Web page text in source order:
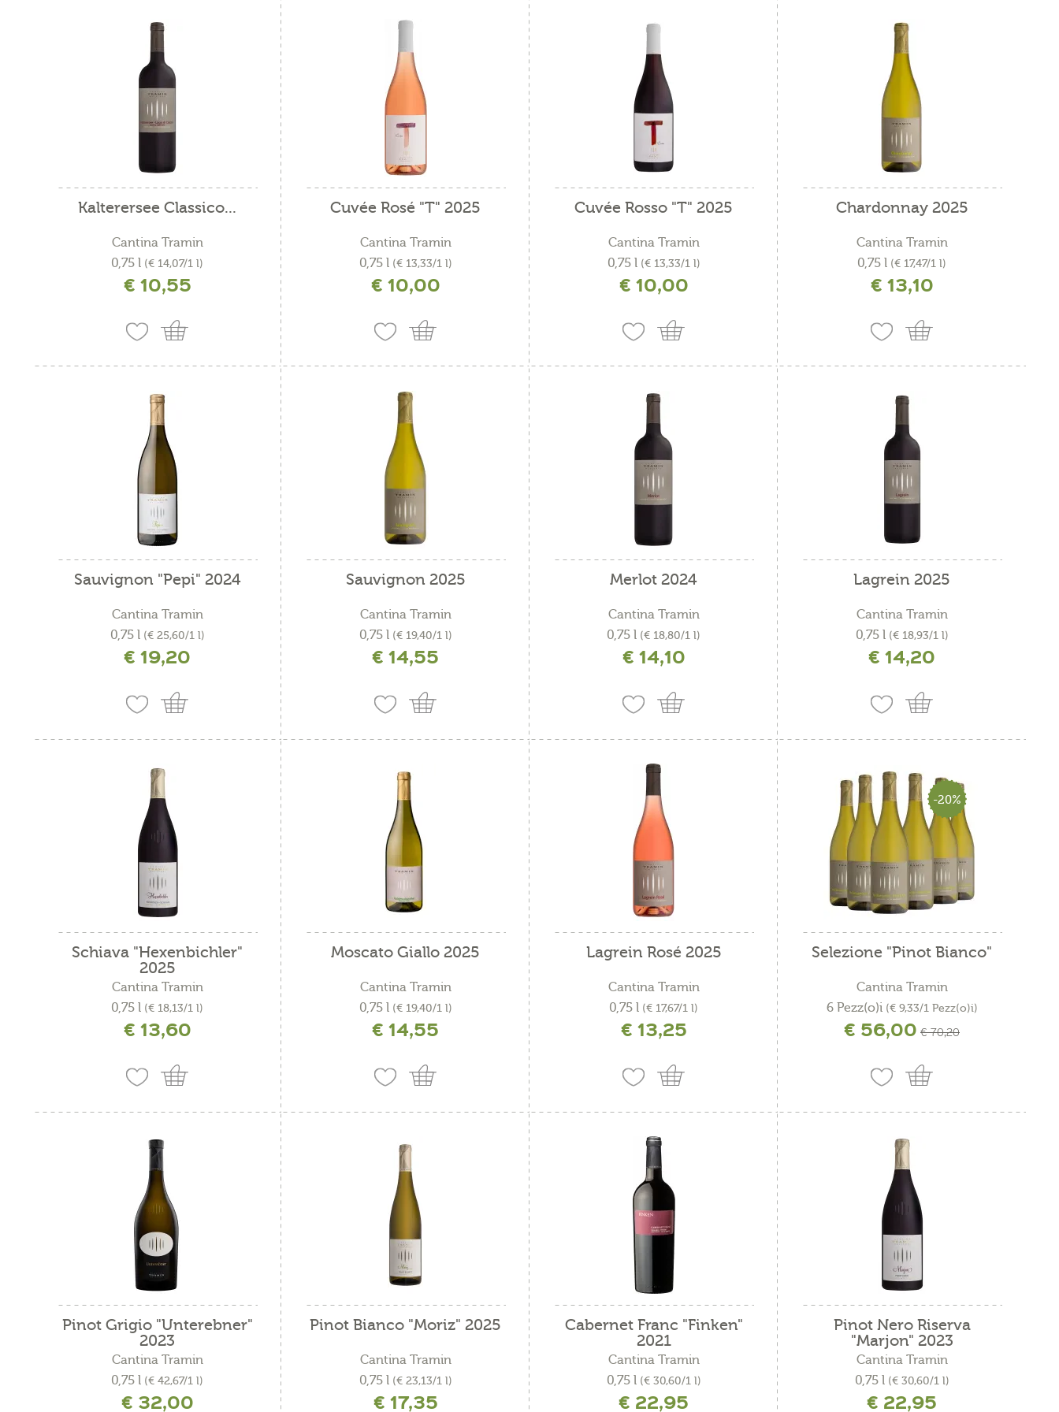
piatti affumicati
piatti asiatici
piatti di pasta leggeri
piatti di pasta sostanziosi
piatti rustici
primi sostanziosi
selvaggina di piuma
Sauvignon blanc
Kalterersee Classico...
Cantina Tramin
0,75 l (€ 14,07/1 l)
incl. IVA più costi di spedizione
€ 10,55
Cuvée Rosé "T" 2025
Cantina Tramin
0,75 l (€ 13,33/1 l)
incl. IVA più costi di spedizione
€ 10,00
Cuvée Rosso "T" 2025
Cantina Tramin
0,75 l (€ 13,33/1 l)
incl. IVA più costi di spedizione
€ 10,00
Chardonnay 2025
Cantina Tramin
0,75 l (€ 17,47/1 l)
incl. IVA più costi di spedizione
€ 13,10
Sauvignon "Pepi" 2024
Cantina Tramin
0,75 l (€ 25,60/1 l)
incl. IVA più costi di spedizione
€ 19,20
Sauvignon 2025
Cantina Tramin
0,75 l (€ 19,40/1 l)
incl. IVA più costi di spedizione
€ 14,55
Merlot 2024
Cantina Tramin
0,75 l (€ 18,80/1 l)
incl. IVA più costi di spedizione
€ 14,10
Lagrein 2025
Cantina Tramin
0,75 l (€ 18,93/1 l)
incl. IVA più costi di spedizione
€ 14,20
Schiava "Hexenbichler"
2025
Cantina Tramin
0,75 l (€ 18,13/1 l)
incl. IVA più costi di spedizione
€ 13,60
Moscato Giallo 2025
Cantina Tramin
0,75 l (€ 19,40/1 l)
incl. IVA più costi di spedizione
€ 14,55
Lagrein Rosé 2025
Cantina Tramin
0,75 l (€ 17,67/1 l)
incl. IVA più costi di spedizione
€ 13,25
-20%
Selezione "Pinot Bianco"
Cantina Tramin
6 Pezz(o)i (€ 9,33/1 Pezz(o)i)
incl. IVA più costi di spedizione
€ 56,00 € 70,20
Pinot Grigio "Unterebner"
2023
Cantina Tramin
0,75 l (€ 42,67/1 l)
incl. IVA più costi di spedizione
€ 32,00
Pinot Bianco "Moriz" 2025
Cantina Tramin
0,75 l (€ 23,13/1 l)
incl. IVA più costi di spedizione
€ 17,35
Cabernet Franc "Finken"
2021
Cantina Tramin
0,75 l (€ 30,60/1 l)
incl. IVA più costi di spedizione
€ 22,95
Pinot Nero Riserva
"Marjon" 2023
Cantina Tramin
0,75 l (€ 30,60/1 l)
incl. IVA più costi di spedizione
€ 22,95